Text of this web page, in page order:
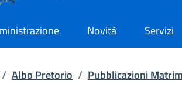
Novità Servizi
/ Albo Pretorio / Pubblicazioni